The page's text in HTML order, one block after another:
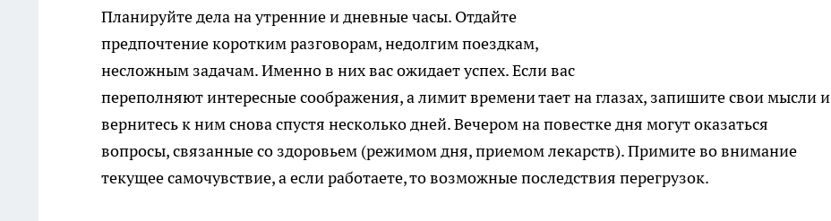
Планируйте дела на утренние и дневные часы. Отдайте
предпочтение коротким разговорам, недолгим поездкам,
несложным задачам. Именно в них вас ожидает успех. Если вас
переполняют интересные соображения, а лимит времени тает на глазах, запишите свои мысли и
вернитесь к ним снова спустя несколько дней. Вечером на повестке дня могут оказаться
вопросы, связанные со здоровьем (режимом дня, приемом лекарств). Примите во внимание
текущее самочувствие, а если работаете, то возможные последствия перегрузок.